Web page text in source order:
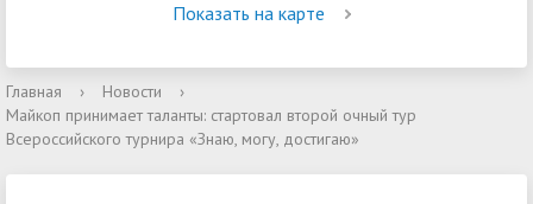
Показать на карте
Главная › Новости
›
Майкоп принимает таланты: стартовал второй очный тур
Всероссийского турнира «Знаю, могу, достигаю»